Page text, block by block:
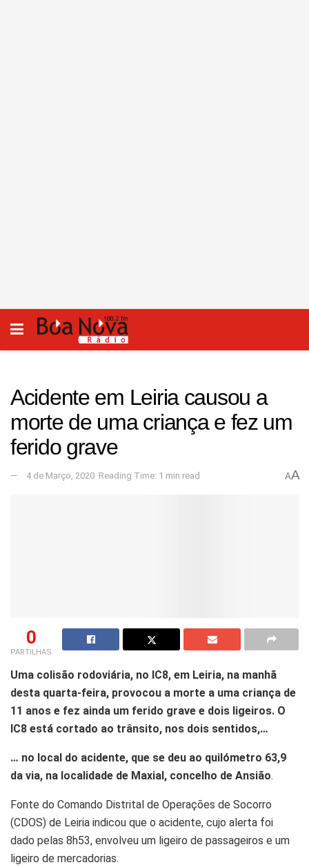
Acidente em Leiria causou a
morte de uma criança e fez um
ferido grave
4 de Março, 2020 Reading Time: 1 min read AA
0
PARTILHAS
Uma colisão rodoviária, no IC8, em Leiria, na manhã
desta quarta-feira, provocou a morte a uma criança de
11 anos e fez ainda um ferido grave e dois ligeiros. O
IC8 está cortado ao trânsito, nos dois sentidos,…
… no local do acidente, que se deu ao quilómetro 63,9
da via, na localidade de Maxial, concelho de Ansião.
Fonte do Comando Distrital de Operações de Socorro
(CDOS) de Leiria indicou que o acidente, cujo alerta foi
dado pelas 8h53, envolveu um ligeiro de passageiros e um
ligeiro de mercadorias.